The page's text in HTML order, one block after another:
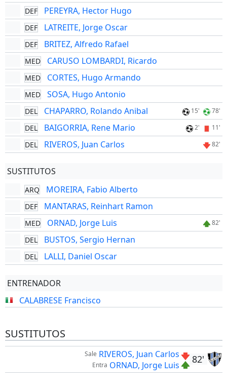
DEF PEREYRA, Hector Hugo
DEF LATREITE, Jorge Oscar
DEF BRITEZ, Alfredo Rafael
MED CARUSO LOMBARDI, Ricardo
MED CORTES, Hugo Armando
MED SOSA, Hugo Antonio
DEL CHAPARRO, Rolando Anibal 15' 78'
DEL BAIGORRIA, Rene Mario 2' 11'
DEL RIVEROS, Juan Carlos 82'
SUSTITUTOS
ARQ MOREIRA, Fabio Alberto
DEF MANTARAS, Reinhart Ramon
MED ORNAD, Jorge Luis 82'
DEL BUSTOS, Sergio Hernan
DEL LALLI, Daniel Oscar
ENTRENADOR
CALABRESE Francisco
SUSTITUTOS
82'
Sale RIVEROS, Juan Carlos
Entra ORNAD, Jorge Luis